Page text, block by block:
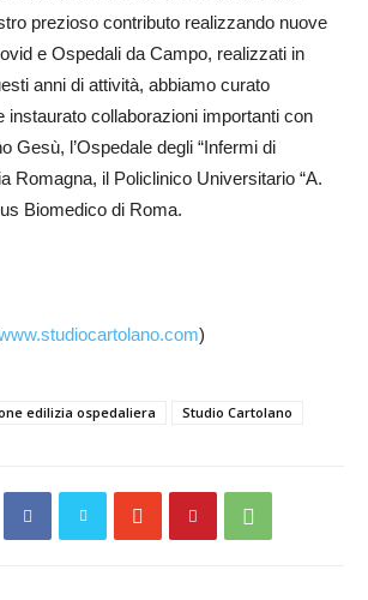
prezioso contributo realizzando nuove
e Ospedali da Campo, realizzati in
anni di attività, abbiamo curato
instaurato collaborazioni importanti con
Gesù, l’Ospedale degli “Infermi di
Romagna, il Policlinico Universitario “A.
Biomedico di Roma.
)
edilizia ospedaliera Studio Cartolano